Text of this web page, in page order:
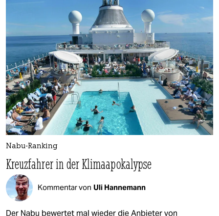
Nabu-Ranking
Kreuzfahrer in der Klimaapokalypse
Kommentar von Uli Hannemann
Der Nabu bewertet mal wieder die Anbieter von